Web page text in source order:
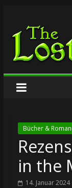
springen
The
Lost
Bücher &
in the
14. Januar 2024